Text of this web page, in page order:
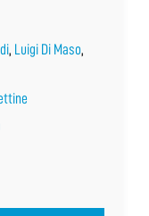
, Luigi Di Maso,